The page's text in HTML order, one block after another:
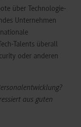
über Technologie-
Unternehmen
Talents überall
oder anderen
aus guten